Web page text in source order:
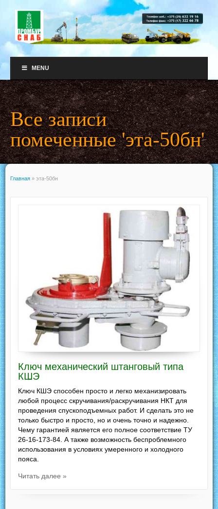
MENU
Все записи
помеченные 'эта-50бн'
Главная » эта-50бн
Ключ механический штанговый типа
КШЭ
Ключ КШЭ способен просто и легко механизировать
любой процесс скручивания/раскручивания НКТ для
проведения спускоподъемных работ. И сделать это не
только быстро и просто, но и очень точно и надежно.
Чему гарантией является его полное соответствие ТУ
26-16-173-84. А также возможность беспроблемного
использования в условиях умеренного и холодного
пояса.
Читать далее »